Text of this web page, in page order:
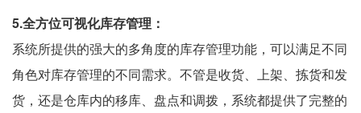
5.全方位可视化库存管理：
系统所提供的强大的多角度的库存管理功能，可以满足不同
角色对库存管理的不同需求。不管是收货、上架、拣货和发
货，还是仓库内的移库、盘点和调拨，系统都提供了完整的